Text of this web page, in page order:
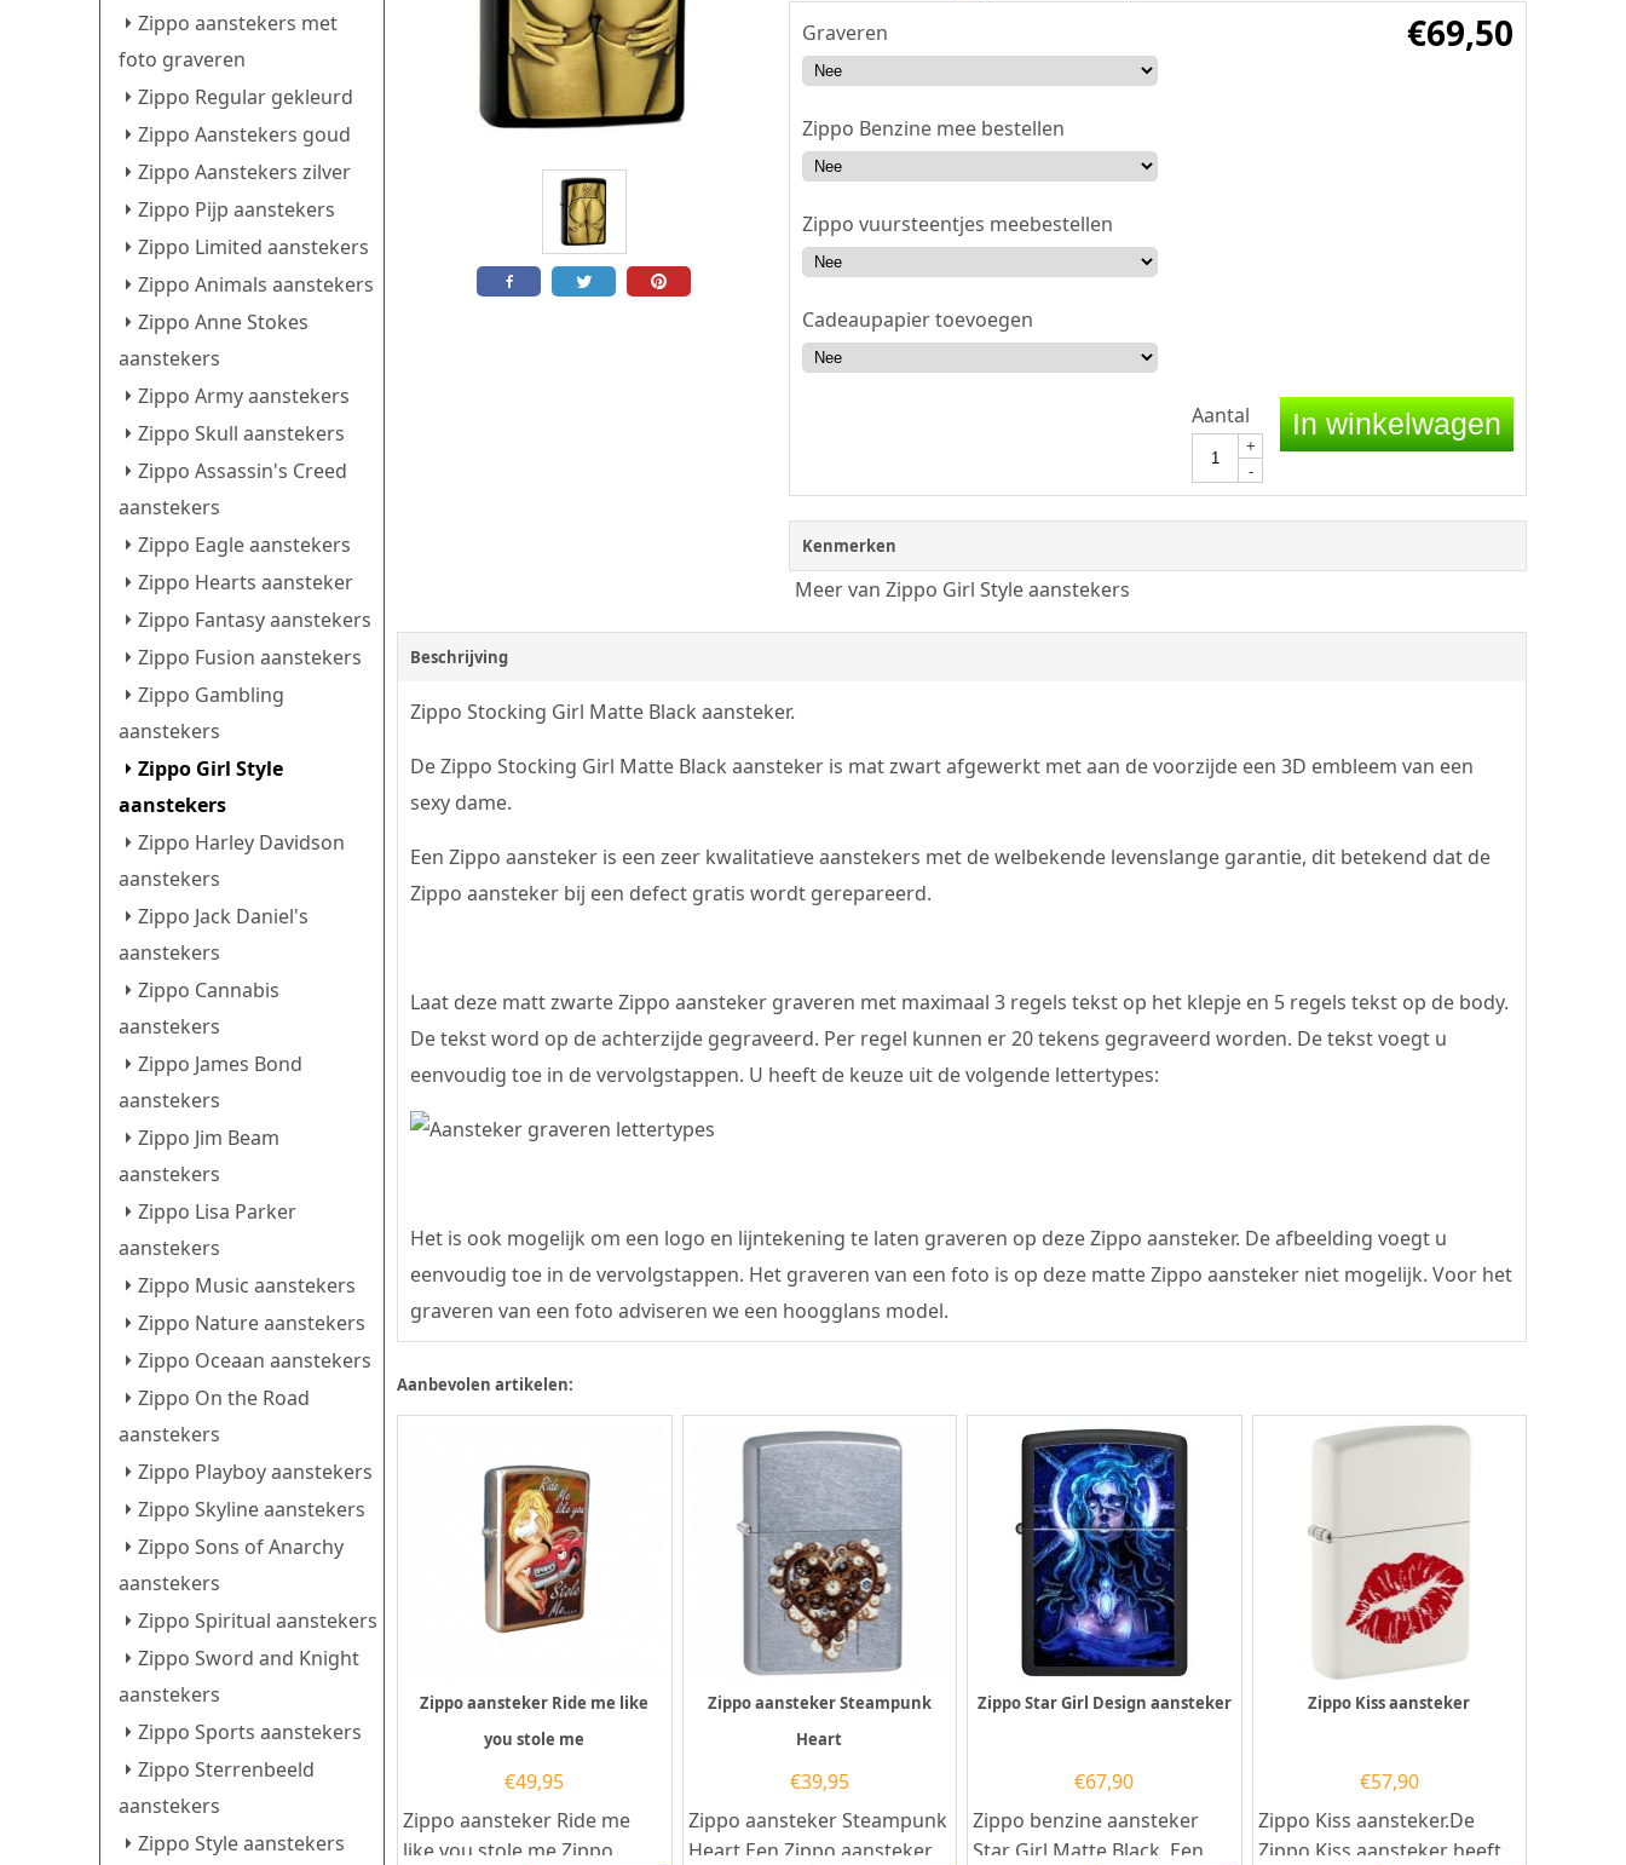
Zippo aanstekers met
foto graveren
Zippo Regular gekleurd
Zippo Aanstekers goud
Zippo Aanstekers zilver
Zippo Pijp aanstekers
Zippo Limited aanstekers
Zippo Animals aanstekers
Zippo Anne Stokes
aanstekers
Zippo Army aanstekers
Zippo Skull aanstekers
Zippo Assassin's Creed
aanstekers
Zippo Eagle aanstekers
Zippo Hearts aansteker
Zippo Fantasy aanstekers
Zippo Fusion aanstekers
Zippo Gambling
aanstekers
Zippo Girl Style
aanstekers
Zippo Harley Davidson
aanstekers
Zippo Jack Daniel's
aanstekers
Zippo Cannabis
aanstekers
Zippo James Bond
aanstekers
Zippo Jim Beam
aanstekers
Zippo Lisa Parker
aanstekers
Zippo Music aanstekers
Zippo Nature aanstekers
Zippo Oceaan aanstekers
Zippo On the Road
aanstekers
Zippo Playboy aanstekers
Zippo Skyline aanstekers
Zippo Sons of Anarchy
aanstekers
Zippo Spiritual aanstekers
Zippo Sword and Knight
aanstekers
Zippo Sports aanstekers
Zippo Sterrenbeeld
aanstekers
Zippo Style aanstekers
€69,50
Graveren
Zippo Benzine mee bestellen
Zippo vuursteentjes meebestellen
Cadeaupapier toevoegen
Aantal
+
-
In winkelwagen
Kenmerken
Meer van Zippo Girl Style aanstekers
Beschrijving
Zippo Stocking Girl Matte Black aansteker.
De Zippo Stocking Girl Matte Black aansteker is mat zwart afgewerkt met aan de voorzijde een 3D embleem van een
sexy dame.
Een Zippo aansteker is een zeer kwalitatieve aanstekers met de welbekende levenslange garantie, dit betekend dat de
Zippo aansteker bij een defect gratis wordt gerepareerd.
Laat deze matt zwarte Zippo aansteker graveren met maximaal 3 regels tekst op het klepje en 5 regels tekst op de body.
De tekst word op de achterzijde gegraveerd. Per regel kunnen er 20 tekens gegraveerd worden. De tekst voegt u
eenvoudig toe in de vervolgstappen. U heeft de keuze uit de volgende lettertypes:
Het is ook mogelijk om een logo en lijntekening te laten graveren op deze Zippo aansteker. De afbeelding voegt u
eenvoudig toe in de vervolgstappen. Het graveren van een foto is op deze matte Zippo aansteker niet mogelijk. Voor het
graveren van een foto adviseren we een hoogglans model.
Aanbevolen artikelen:
Zippo aansteker Ride me like
you stole me
€49,95
Zippo aansteker Ride me
like you stole me.Zippo
Zippo aansteker Steampunk
Heart
€39,95
Zippo aansteker Steampunk
Heart.Een Zippo aansteker
Zippo Star Girl Design aansteker
€67,90
Zippo benzine aansteker
Star Girl Matte Black. Een
Zippo Kiss aansteker
€57,90
Zippo Kiss aansteker.De
Zippo Kiss aansteker heeft